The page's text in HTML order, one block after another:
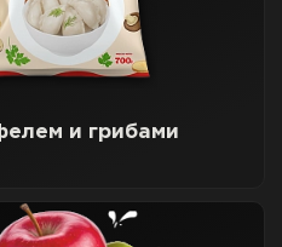
и грибами